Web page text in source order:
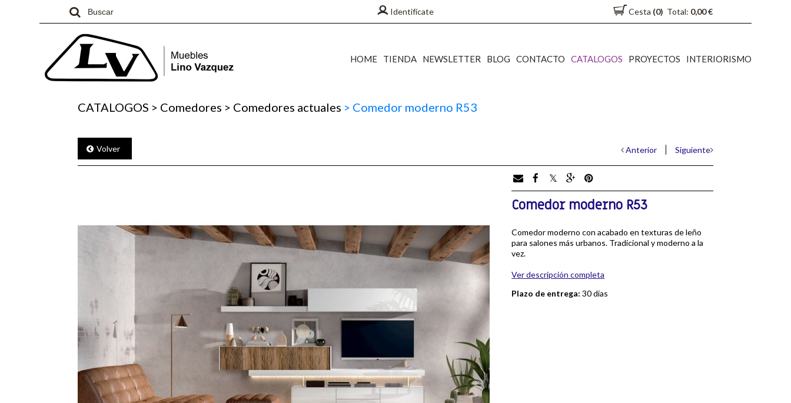
HOME TIENDA NEWSLETTER BLOG CONTACTO CATALOGOS PROYECTOS INTERIORISMO
Identifícate Cesta (0) Total: 0,00 €
CATALOGOS > Comedores > Comedores actuales > Comedor moderno R53
Volver Anterior Siguiente
Comedor moderno R53
Comedor moderno con acabado en texturas de leño
para salones más urbanos. Tradicional y moderno a la
vez.
Ver descripción completa
Plazo de entrega: 30 dias